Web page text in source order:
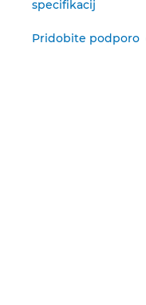
specifikacij
Pridobite podporo